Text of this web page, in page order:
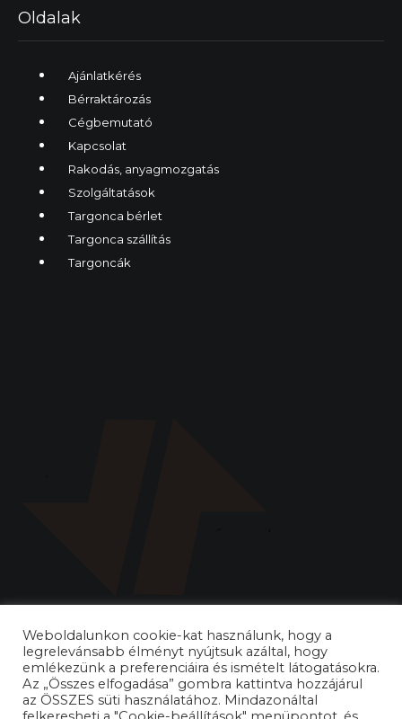
Oldalak
Ajánlatkérés
Bérraktározás
Cégbemutató
Kapcsolat
Rakodás, anyagmozgatás
Szolgáltatások
Targonca bérlet
Targonca szállítás
Targoncák
Weboldalunkon cookie-kat használunk, hogy a
legrelevánsabb élményt nyújtsuk azáltal, hogy
emlékezünk a preferenciáira és ismételt látogatásokra.
Az „Összes elfogadása” gombra kattintva hozzájárul
az ÖSSZES süti használatához. Mindazonáltal